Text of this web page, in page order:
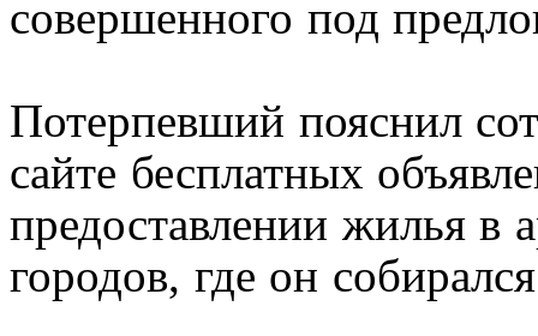
совершенного под
Потерпевший пояснил
сайте бесплатных
предоставлении жилья в
городов, где он